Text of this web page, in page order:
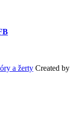
a žerty Created by